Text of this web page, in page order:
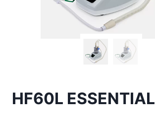
HF60L ESSENTIAL